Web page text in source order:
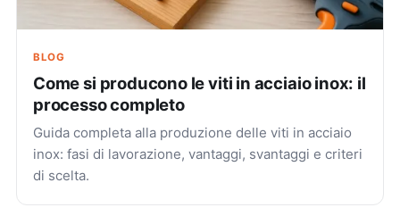
BLOG
Come si producono le viti in acciaio inox: il
processo completo
Guida completa alla produzione delle viti in acciaio
inox: fasi di lavorazione, vantaggi, svantaggi e criteri
di scelta.